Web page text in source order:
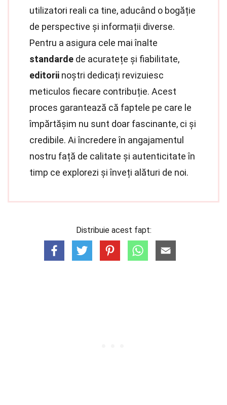
utilizatori reali ca tine, aducând o bogăție
de perspective și informații diverse.
Pentru a asigura cele mai înalte
standarde de acuratețe și fiabilitate,
editorii noștri dedicați revizuiesc
meticulos fiecare contribuție. Acest
proces garantează că faptele pe care le
împărtășim nu sunt doar fascinante, ci și
credibile. Ai încredere în angajamentul
nostru față de calitate și autenticitate în
timp ce explorezi și înveți alături de noi.
Distribuie acest fapt: